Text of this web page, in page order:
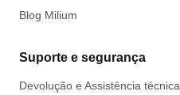
Blog Milium
Suporte e segurança
Devolução e Assistência técnica